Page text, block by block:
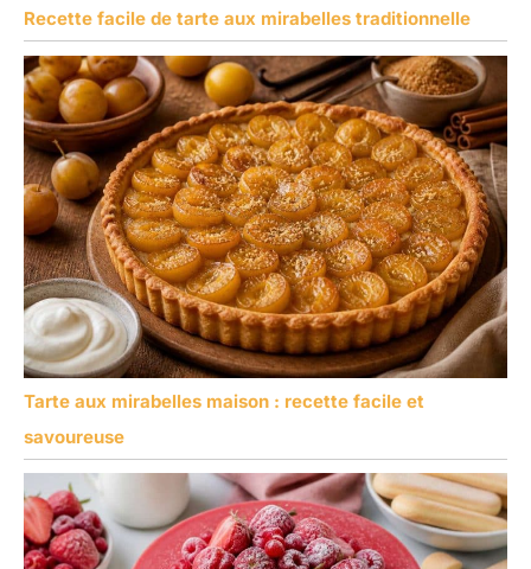
Recette facile de tarte aux mirabelles traditionnelle
Tarte aux mirabelles maison : recette facile et
savoureuse